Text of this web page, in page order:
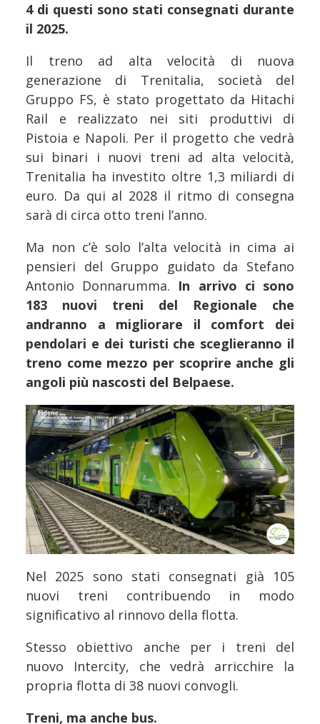
4 di questi sono stati consegnati durante
il 2025.
Il treno ad alta velocità di nuova
generazione di Trenitalia, società del
Gruppo FS, è stato progettato da Hitachi
Rail e realizzato nei siti produttivi di
Pistoia e Napoli. Per il progetto che vedrà
sui binari i nuovi treni ad alta velocità,
Trenitalia ha investito oltre 1,3 miliardi di
euro. Da qui al 2028 il ritmo di consegna
sarà di circa otto treni l’anno.
Ma non c’è solo l’alta velocità in cima ai
pensieri del Gruppo guidato da Stefano
Antonio Donnarumma. In arrivo ci sono
183 nuovi treni del Regionale che
andranno a migliorare il comfort dei
pendolari e dei turisti che sceglieranno il
treno come mezzo per scoprire anche gli
angoli più nascosti del Belpaese.
Nel 2025 sono stati consegnati già 105
nuovi treni contribuendo in modo
significativo al rinnovo della flotta.
Stesso obiettivo anche per i treni del
nuovo Intercity, che vedrà arricchire la
propria flotta di 38 nuovi convogli.
Treni, ma anche bus.